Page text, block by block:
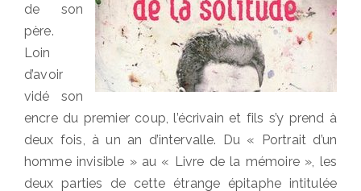
de son
père.
Loin
d’avoir
vidé son
encre du premier coup, l’écrivain et fils s’y prend à
deux fois, à un an d’intervalle. Du « Portrait d’un
homme invisible » au « Livre de la mémoire », les
deux parties de cette étrange épitaphe intitulée